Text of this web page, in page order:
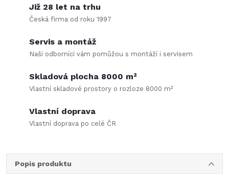
Již 28 let na trhu
Česká firma od roku 1997
Servis a montáž
Naši odborníci vám pomůžou s montáží i servisem
Skladová plocha 8000 m²
Vlastní skladové prostory o rozloze 8000 m²
Vlastní doprava
Vlastní doprava po celé ČR
Popis produktu